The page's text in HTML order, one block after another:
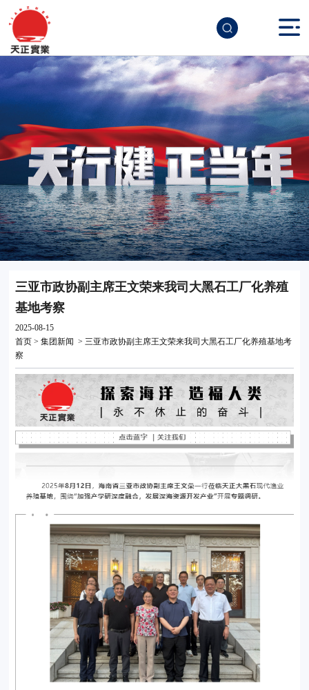
三亚市政协副主席王文荣来我司大黑石工厂化养殖
基地考察
2025-08-15
首页 >集团新闻 > 三亚市政协副主席王文荣来我司大黑石工厂化养殖基地考
察